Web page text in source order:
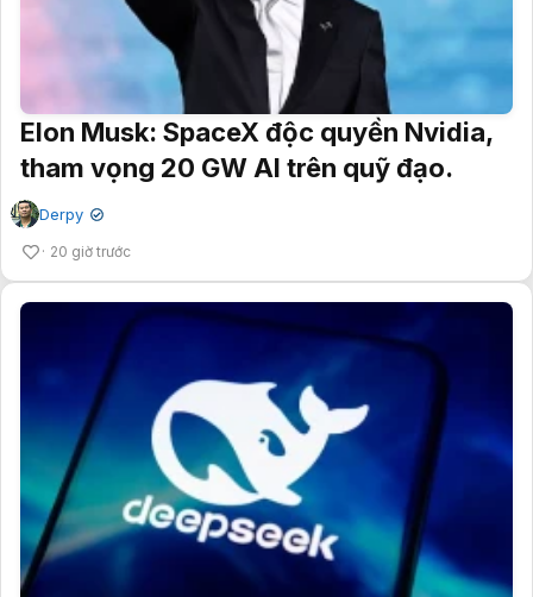
Elon Musk: SpaceX độc quyền Nvidia,
tham vọng 20 GW AI trên quỹ đạo.
Derpy ✔
20 giờ trước